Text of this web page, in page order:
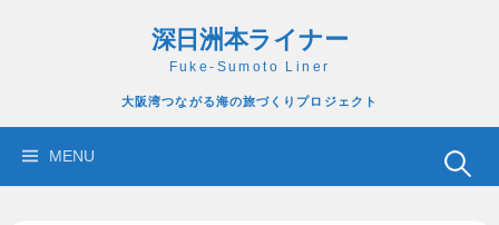
ツ
深日洲本ライナー
Fuke-Sumoto Liner
大阪湾つながる海の旅づくりプロジェクト
MENU
検